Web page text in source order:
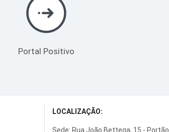
Portal Positivo
LOCALIZAÇÃO:
Sede: Rua João Bettega, 15 - Portão